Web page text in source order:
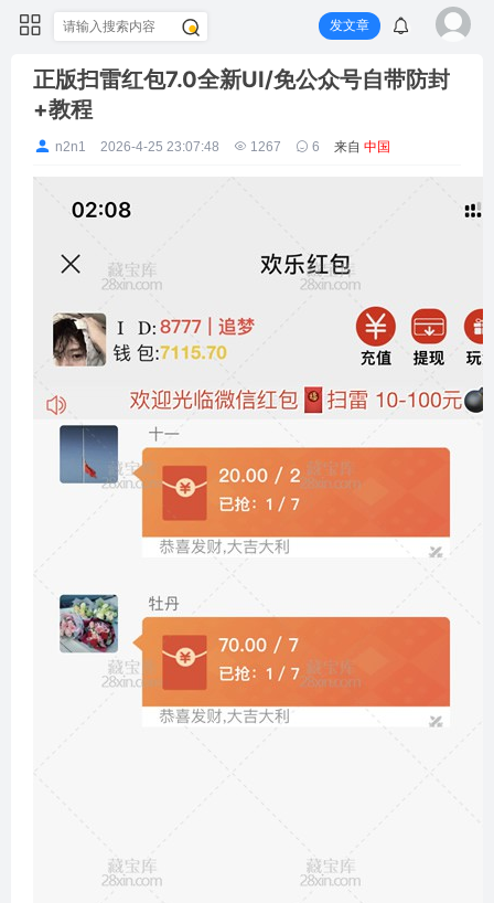
发文章
正版扫雷红包7.0全新UI/免公众号自带防封
+教程
n2n1 2026-4-25 23:07:48 1267 6 来自 中国